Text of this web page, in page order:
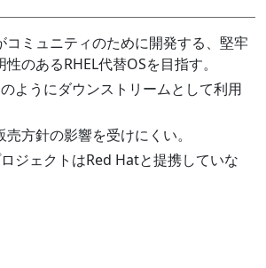
コミュニティのために開発する、堅牢
のあるRHEL代替OSを目指す。
ようにダウンストリームとして利用
方針の影響を受けにくい。
ジェクトはRed Hatと提携していな